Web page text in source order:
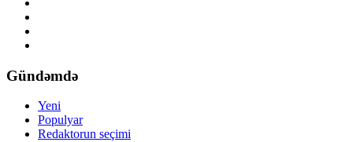
Gündəmdə
Yeni
Populyar
Redaktorun seçimi